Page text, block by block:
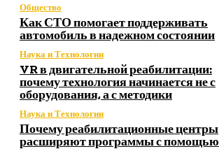
Общество
Как СТО помогает поддерживать
автомобиль в надежном состоянии
Наука и Технологии
VR в двигательной реабилитации:
почему технология начинается не с
оборудования, а с методики
Наука и Технологии
Почему реабилитационные центры
расширяют программы с помощью